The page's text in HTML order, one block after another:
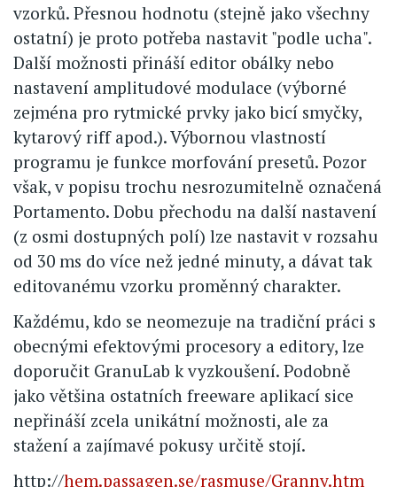
vzorků. Přesnou hodnotu (stejně jako všechny
ostatní) je proto potřeba nastavit "podle ucha".
Další možnosti přináší editor obálky nebo
nastavení amplitudové modulace (výborné
zejména pro rytmické prvky jako bicí smyčky,
kytarový riff apod.). Výbornou vlastností
programu je funkce morfování presetů. Pozor
však, v popisu trochu nesrozumitelně označená
Portamento. Dobu přechodu na další nastavení
(z osmi dostupných polí) lze nastavit v rozsahu
od 30 ms do více než jedné minuty, a dávat tak
editovanému vzorku proměnný charakter.
Každému, kdo se neomezuje na tradiční práci s
obecnými efektovými procesory a editory, lze
doporučit GranuLab k vyzkoušení. Podobně
jako většina ostatních freeware aplikací sice
nepřináší zcela unikátní možnosti, ale za
stažení a zajímavé pokusy určitě stojí.
http://hem.passagen.se/rasmuse/Granny.htm